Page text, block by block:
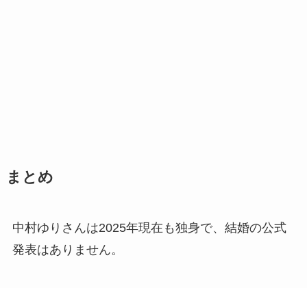
まとめ
中村ゆりさんは2025年現在も独身で、結婚の公式
発表はありません。